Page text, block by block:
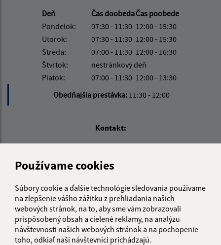
Používame cookies
Súbory cookie a ďalšie technológie sledovania používame
na zlepšenie vášho zážitku z prehliadania našich
webových stránok, na to, aby sme vám zobrazovali
prispôsobený obsah a cielené reklamy, na analýzu
návštevnosti našich webových stránok a na pochopenie
toho, odkiaľ naši návštevníci prichádzajú.
Deň
Čas doobedaČas poobede
Pondelok:
07:30 - 11:30 12:00 - 15:30
Utorok:
07:30 - 11:30 12:00 - 15:30
Streda:
07:00 - 11:30 12:00 - 16:30
Štvrtok:
nestránkový deň
Piatok:
07:00 - 11:30 12:00 - 13:30
Obedňajšia prestávka: 11:30 - 12:00
Kontakt:
Obecný úrad Košarovce
Košarovce 172
094 06 Košarovce
info@kosarovce.sk
+421 57 44 98 129
IČO: 00332496